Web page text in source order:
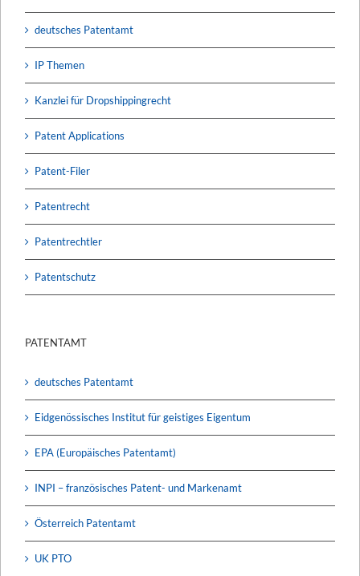
deutsches Patentamt
IP Themen
Kanzlei für Dropshippingrecht
Patent Applications
Patent-Filer
Patentrecht
Patentrechtler
Patentschutz
PATENTAMT
deutsches Patentamt
Eidgenössisches Institut für geistiges Eigentum
EPA (Europäisches Patentamt)
INPI – französisches Patent- und Markenamt
Österreich Patentamt
UK PTO